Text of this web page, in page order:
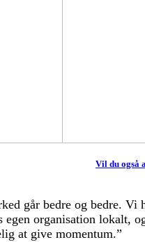
Vil du også
går bedre og bedre. Vi
egen organisation lokalt,
at give momentum.”